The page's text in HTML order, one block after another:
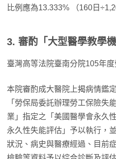
比例應為13.333% （160日
3. 審酌「大型醫學教學
臺灣高等法院臺南分院105年
本院審酌成大醫院上揭病情鑑
「勞保局委託辦理勞工保險失
業」指定之「美國醫學會永久
永久性失能評估」予以執行，
狀況、病史與醫療經過、目前